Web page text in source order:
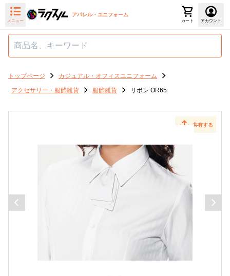
メニュー
アパレル・ユニフォーム
カート アカウント
トップページ
カジュアル・オフィスユニフォーム
アクセサリー・服飾雑貨
服飾雑貨 リボン OR65
共有する